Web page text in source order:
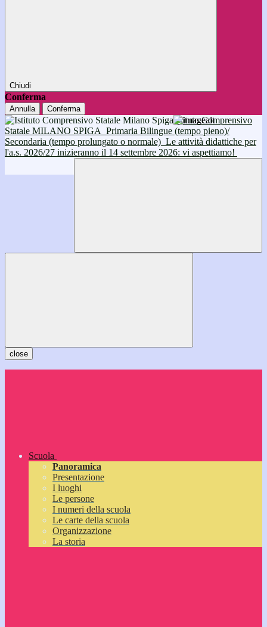
Chiudi
Conferma
Annulla Conferma
Istituto Comprensivo
Statale MILANO SPIGA Primaria Bilingue (tempo pieno)/
Secondaria (tempo prolungato o normale) Le attività didattiche per
l'a.s. 2026/27 inizieranno il 14 settembre 2026: vi aspettiamo!
close
Scuola
Panoramica
Presentazione
I luoghi
Le persone
I numeri della scuola
Le carte della scuola
Organizzazione
La storia